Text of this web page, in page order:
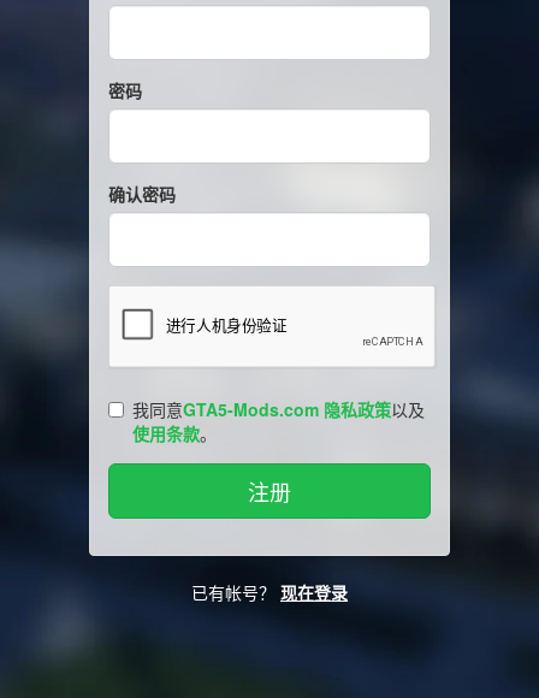
密码
确认密码
我同意GTA5-Mods.com 隐私政策以及
使用条款。
已有帐号？ 现在登录